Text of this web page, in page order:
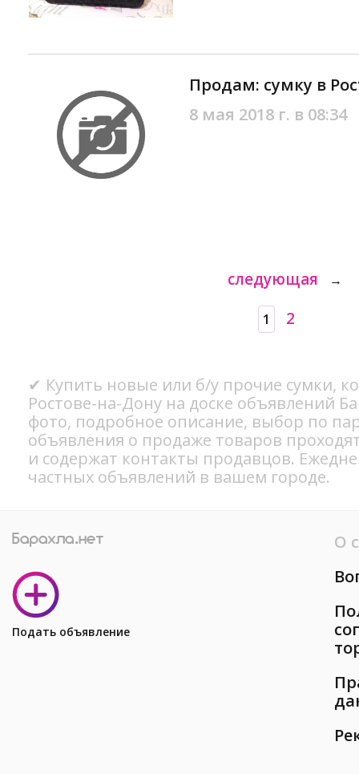
Продам: сумку в
8 мая 2018 г. в 08:34
следующая →
1 2
✔ Купить новые или б/у прочие сумки,
Ростове-на-Дону на доске объявлений
фото, подробное описание, выбор по
объявления о продаже товаров
и содержат контакты продавцов.
частных объявлений в вашем городе.
Подать объявление
О